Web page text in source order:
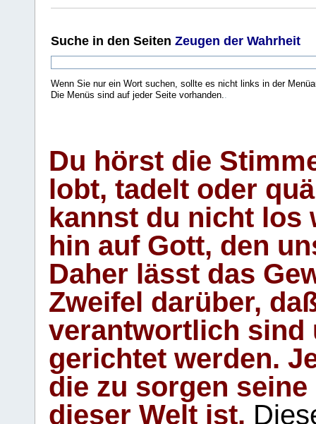
Suche in den Seiten Zeugen der Wahrheit
Wenn Sie nur ein Wort suchen, sollte es nicht links in der
Die Menüs sind auf jeder Seite vorhanden.
Du hörst die
lobt, tadelt oder
kannst du nicht los
hin auf Gott, den
Daher lässt das
Zweifel darüber,
verantwortlich sind
gerichtet werden.
die zu sorgen
dieser Welt ist.